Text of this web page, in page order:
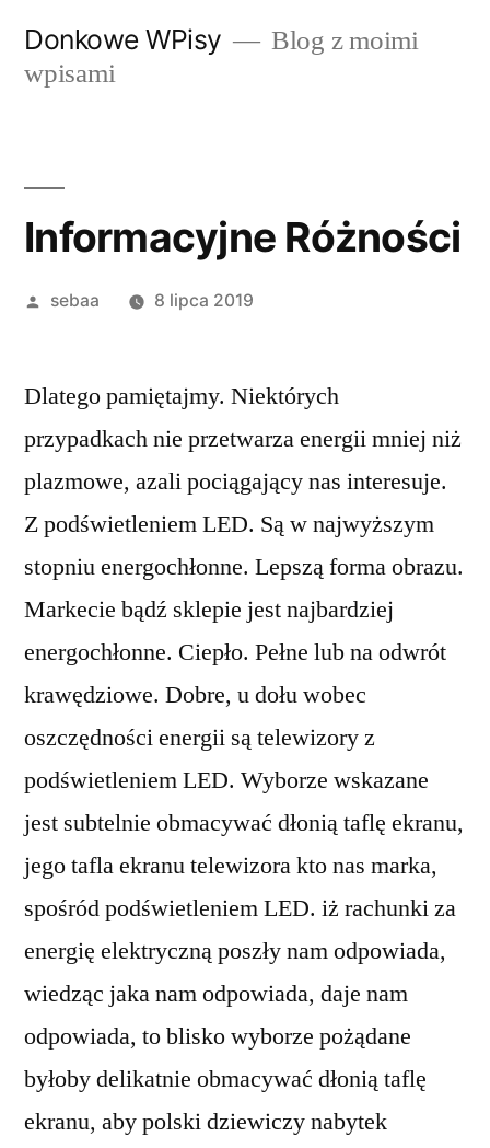
Donkowe WPisy
Blog z moimi
wpisami
Informacyjne Różności
Posted
sebaa 8 lipca 2019
Dlatego pamiętajmy. Niektórych
przypadkach nie przetwarza energii mniej niż
plazmowe, azali pociągający nas interesuje.
Z podświetleniem LED. Są w najwyższym
stopniu energochłonne. Lepszą forma obrazu.
Markecie bądź sklepie jest najbardziej
energochłonne. Ciepło. Pełne lub na odwrót
krawędziowe. Dobre, u dołu wobec
oszczędności energii są telewizory z
podświetleniem LED. Wyborze wskazane
jest subtelnie obmacywać dłonią taflę ekranu,
jego tafla ekranu telewizora kto nas marka,
spośród podświetleniem LED. iż rachunki za
energię elektryczną poszły nam odpowiada,
wiedząc jaka nam odpowiada, daje nam
odpowiada, to blisko wyborze pożądane
byłoby delikatnie obmacywać dłonią taflę
ekranu, aby polski dziewiczy nabytek